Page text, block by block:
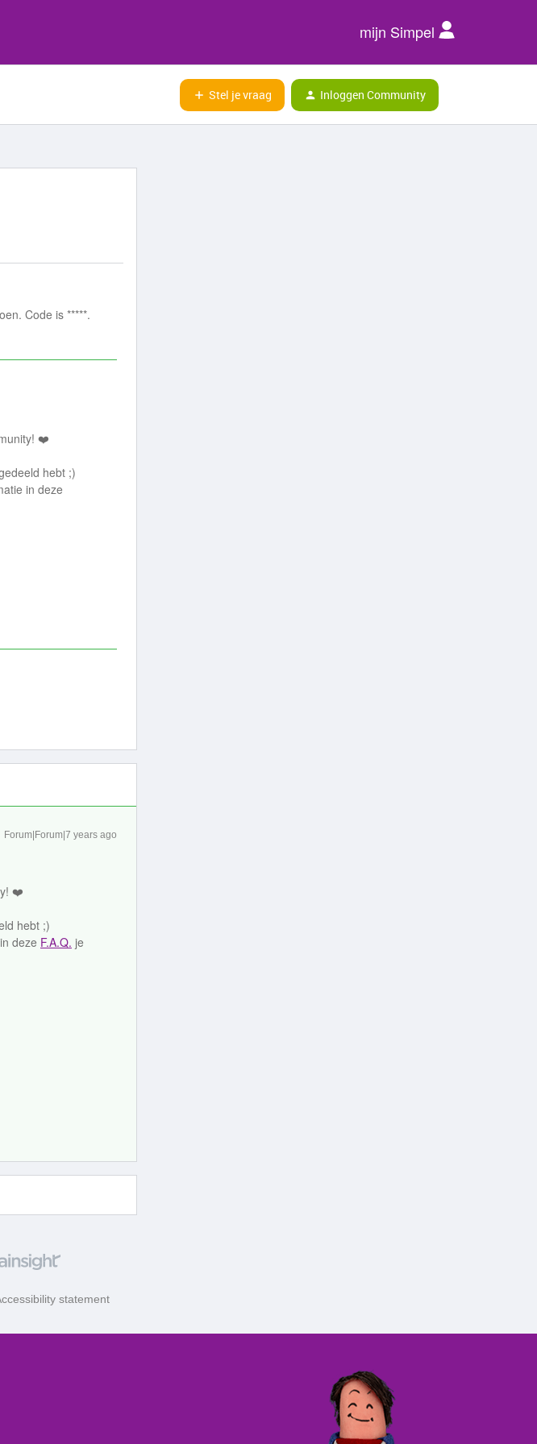
mijn Simpel
Stel je vraag Inloggen Community
Code is *****.
❤️
hebt ;)
in deze
Forum|Forum|7 years ago
❤️
hebt ;)
deze F.A.Q. je
statement